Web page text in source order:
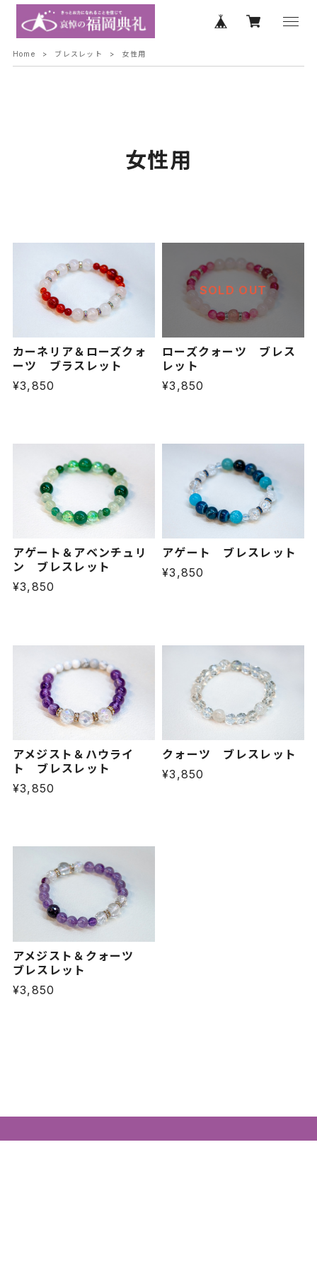
Home ブレスレット 女性用
女性用
カーネリア＆ローズクォ
ーツ ブラスレット
¥3,850
SOLD OUT
ローズクォーツ ブレス
レット
¥3,850
アゲート＆アベンチュリ
ン ブレスレット
¥3,850
アゲート ブレスレット
¥3,850
アメジスト＆ハウライ
ト ブレスレット
¥3,850
クォーツ ブレスレット
¥3,850
アメジスト＆クォーツ
ブレスレット
¥3,850